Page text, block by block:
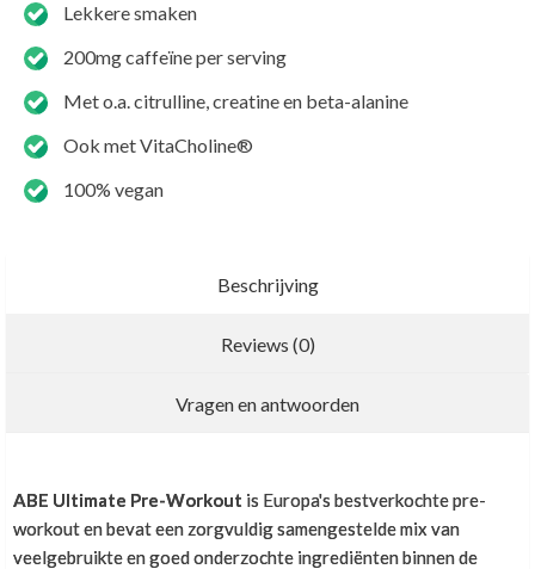
Lekkere smaken
200mg caffeïne per serving
Met o.a. citrulline, creatine en beta-alanine
Ook metVitaCholine®
100% vegan
Beschrijving
Reviews (0)
Vragen en antwoorden
ABE Ultimate Pre-Workout is Europa's bestverkochte pre-
workout enbevat een zorgvuldig samengestelde mix van
veelgebruikte en goed onderzochte ingrediënten binnen de